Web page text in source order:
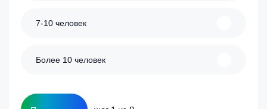
7-10 человек
Более 10 человек